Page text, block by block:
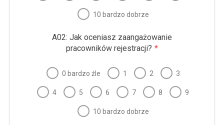
10 bardzo dobrze
A02: Jak oceniasz zaangażowanie
pracowników rejestracji? *
0 bardzo źle 1 2 3
4 5 6 7 8 9
10 bardzo dobrze